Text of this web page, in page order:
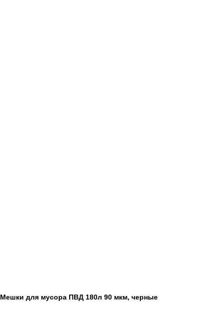
Мешки для мусора ПВД 180л 90 мкм, черные